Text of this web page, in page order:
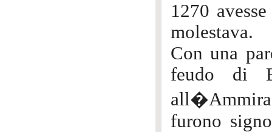
1270
molestava.
Con una
feudo di
furono